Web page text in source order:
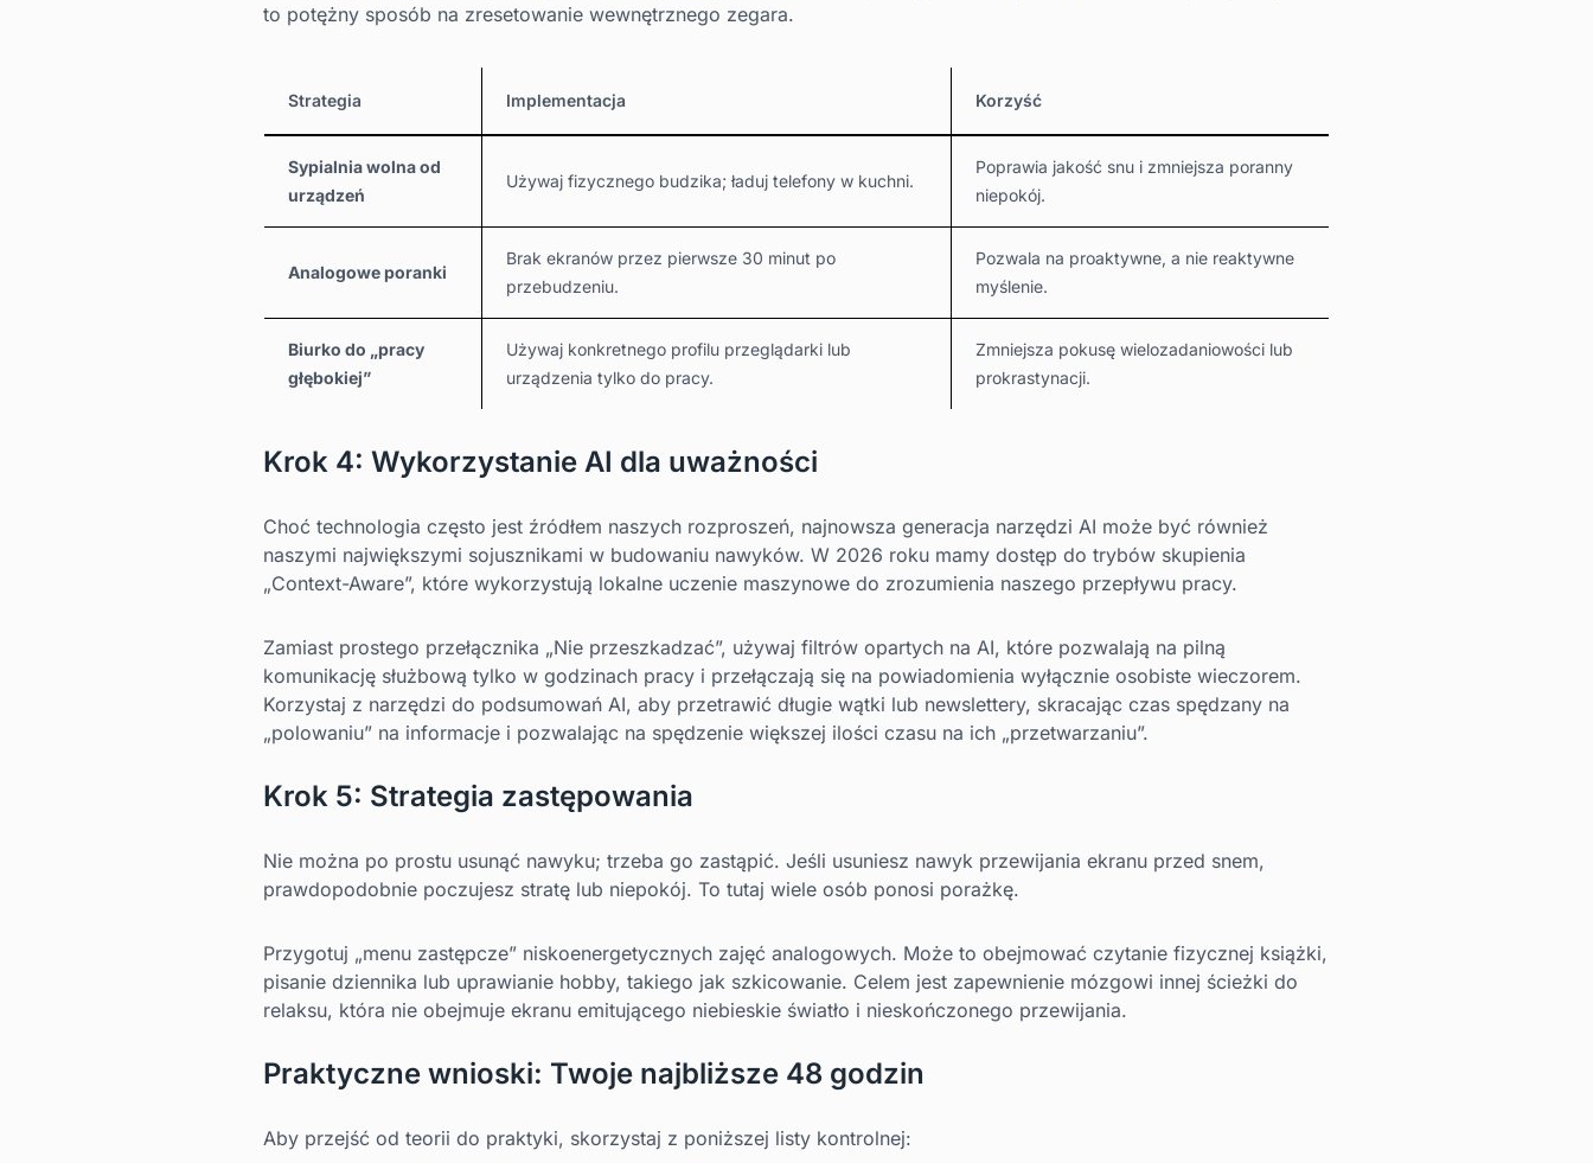
to potężny sposób na zresetowanie wewnętrznego zegara.
Strategia Implementacja Korzyść
Sypialnia wolna od
urządzeń
Używaj fizycznego budzika; ładuj telefony w kuchni.
Poprawia jakość snu i zmniejsza poranny
niepokój.
Analogowe poranki
Brak ekranów przez pierwsze 30 minut po
przebudzeniu.
Pozwala na proaktywne, a nie reaktywne
myślenie.
Biurko do „pracy
głębokiej”
Używaj konkretnego profilu przeglądarki lub
urządzenia tylko do pracy.
Zmniejsza pokusę wielozadaniowości lub
prokrastynacji.
Krok 4: Wykorzystanie AI dla uważności
Choć technologia często jest źródłem naszych rozproszeń, najnowsza generacja narzędzi AI może być również
naszymi największymi sojusznikami w budowaniu nawyków. W 2026 roku mamy dostęp do trybów skupienia
„Context-Aware”, które wykorzystują lokalne uczenie maszynowe do zrozumienia naszego przepływu pracy.
Zamiast prostego przełącznika „Nie przeszkadzać”, używaj filtrów opartych na AI, które pozwalają na pilną
komunikację służbową tylko w godzinach pracy i przełączają się na powiadomienia wyłącznie osobiste wieczorem.
Korzystaj z narzędzi do podsumowań AI, aby przetrawić długie wątki lub newslettery, skracając czas spędzany na
„polowaniu” na informacje i pozwalając na spędzenie większej ilości czasu na ich „przetwarzaniu”.
Krok 5: Strategia zastępowania
Nie można po prostu usunąć nawyku; trzeba go zastąpić. Jeśli usuniesz nawyk przewijania ekranu przed snem,
prawdopodobnie poczujesz stratę lub niepokój. To tutaj wiele osób ponosi porażkę.
Przygotuj „menu zastępcze” niskoenergetycznych zajęć analogowych. Może to obejmować czytanie fizycznej książki,
pisanie dziennika lub uprawianie hobby, takiego jak szkicowanie. Celem jest zapewnienie mózgowi innej ścieżki do
relaksu, która nie obejmuje ekranu emitującego niebieskie światło i nieskończonego przewijania.
Praktyczne wnioski: Twoje najbliższe 48 godzin
Aby przejść od teorii do praktyki, skorzystaj z poniższej listy kontrolnej: